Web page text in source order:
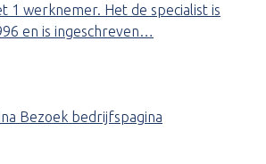
1 werknemer. Het de specialist is
en is ingeschreven…
Bezoek bedrijfspagina